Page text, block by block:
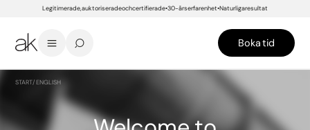
Legitimerade, auktoriserade och certifierade 30-års erfarenhet Naturliga resultat
Boka tid
START/ENGLISH